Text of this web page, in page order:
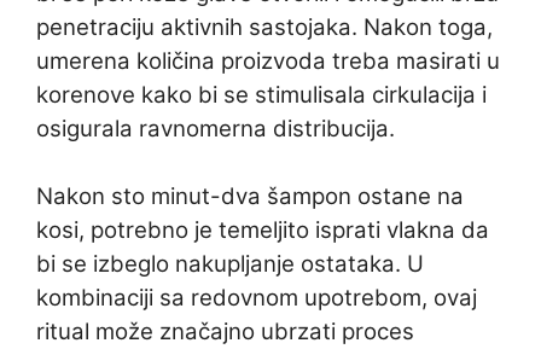
penetraciju aktivnih sastojaka. Nakon toga,
umerena količina proizvoda treba masirati u
korenove kako bi se stimulisala cirkulacija i
osigurala ravnomerna distribucija.
Nakon sto minut-dva šampon ostane na
kosi, potrebno je temeljito isprati vlakna da
bi se izbeglo nakupljanje ostataka. U
kombinaciji sa redovnom upotrebom, ovaj
ritual može značajno ubrzati proces